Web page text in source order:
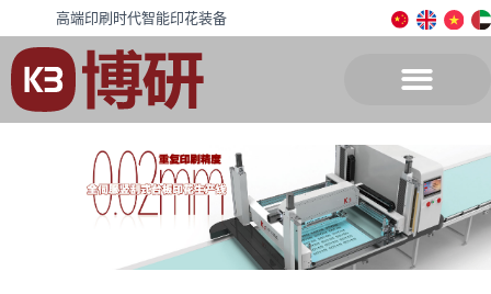
高端印刷时代智能印花装备